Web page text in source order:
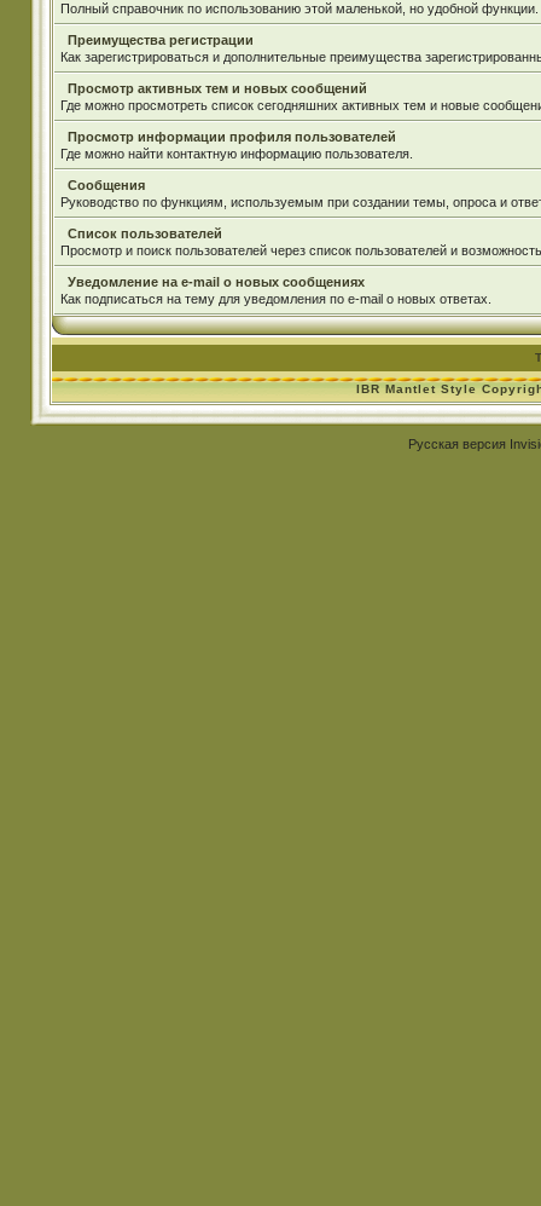
Полный справочник по использованию этой маленькой, но удобной функции.
Преимущества регистрации
Как зарегистрироваться и дополнительные преимущества
Просмотр активных тем и новых сообщений
Где можно просмотреть список сегодняшних активных тем и новые
Просмотр информации профиля пользователей
Где можно найти контактную информацию пользователя.
Сообщения
Руководство по функциям, используемым при создании темы, опроса и
Список пользователей
Просмотр и поиск пользователей через список пользователей и
Уведомление на e-mail о новых сообщениях
Как подписаться на тему для уведомления по e-mail о новых ответах.
IBR Mantlet Style
Русская версия